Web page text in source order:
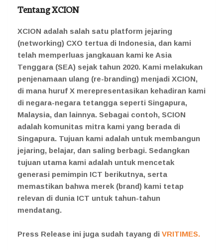
Tentang XCION
XCION adalah salah satu platform jejaring
(networking) CXO tertua di Indonesia, dan kami
telah memperluas jangkauan kami ke Asia
Tenggara (SEA) sejak tahun 2020. Kami melakukan
penjenamaan ulang (re-branding) menjadi XCION,
di mana huruf X merepresentasikan kehadiran kami
di negara-negara tetangga seperti Singapura,
Malaysia, dan lainnya. Sebagai contoh, SCION
adalah komunitas mitra kami yang berada di
Singapura. Tujuan kami adalah untuk membangun
jejaring, belajar, dan saling berbagi. Sedangkan
tujuan utama kami adalah untuk mencetak
generasi pemimpin ICT berikutnya, serta
memastikan bahwa merek (brand) kami tetap
relevan di dunia ICT untuk tahun-tahun
mendatang.
Press Release ini juga sudah tayang di VRITIMES.